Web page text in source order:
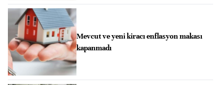
Mevcut ve yeni kiracı enflasyon makası
kapanmadı